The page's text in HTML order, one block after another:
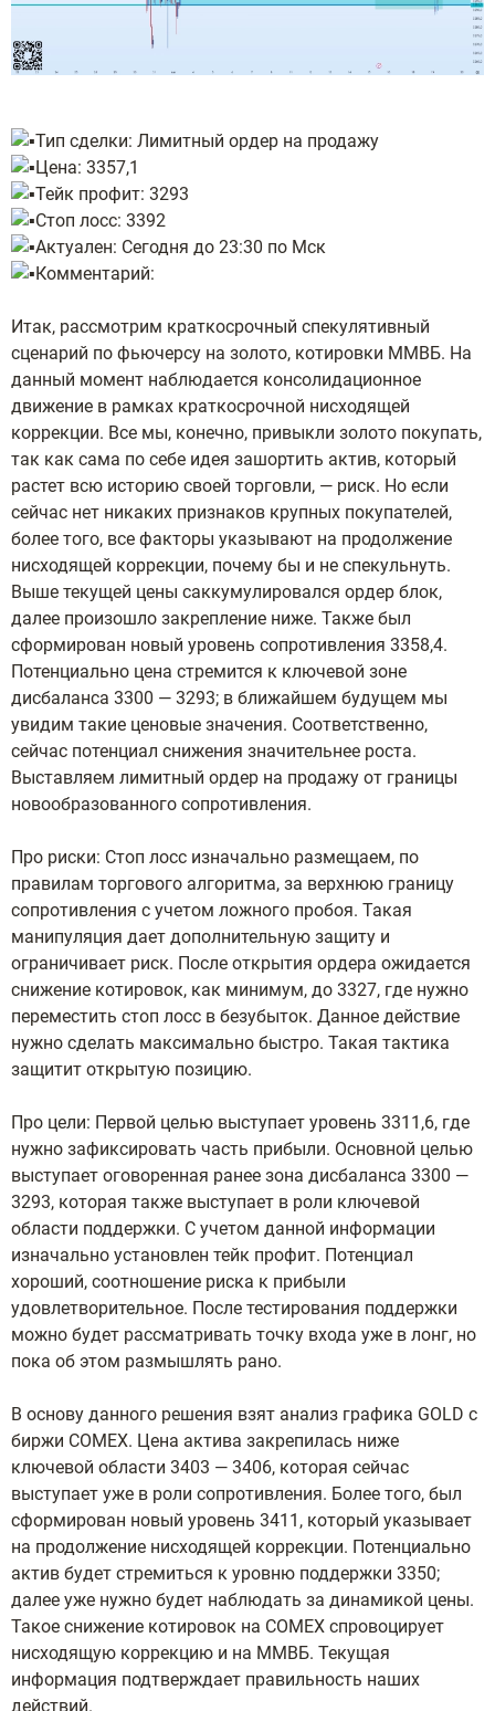
Тип сделки: Лимитный ордер на продажу
Цена: 3357,1
Тейк профит: 3293
Стоп лосс: 3392
Актуален: Сегодня до 23:30 по Мск
Комментарий:
Итак, рассмотрим краткосрочный спекулятивный
сценарий по фьючерсу на золото, котировки ММВБ. На
данный момент наблюдается консолидационное
движение в рамках краткосрочной нисходящей
коррекции. Все мы, конечно, привыкли золото покупать,
так как сама по себе идея зашортить актив, который
растет всю историю своей торговли, — риск. Но если
сейчас нет никаких признаков крупных покупателей,
более того, все факторы указывают на продолжение
нисходящей коррекции, почему бы и не спекульнуть.
Выше текущей цены саккумулировался ордер блок,
далее произошло закрепление ниже. Также был
сформирован новый уровень сопротивления 3358,4.
Потенциально цена стремится к ключевой зоне
дисбаланса 3300 — 3293; в ближайшем будущем мы
увидим такие ценовые значения. Соответственно,
сейчас потенциал снижения значительнее роста.
Выставляем лимитный ордер на продажу от границы
новообразованного сопротивления.
Про риски: Стоп лосс изначально размещаем, по
правилам торгового алгоритма, за верхнюю границу
сопротивления с учетом ложного пробоя. Такая
манипуляция дает дополнительную защиту и
ограничивает риск. После открытия ордера ожидается
снижение котировок, как минимум, до 3327, где нужно
переместить стоп лосс в безубыток. Данное действие
нужно сделать максимально быстро. Такая тактика
защитит открытую позицию.
Про цели: Первой целью выступает уровень 3311,6, где
нужно зафиксировать часть прибыли. Основной целью
выступает оговоренная ранее зона дисбаланса 3300 —
3293, которая также выступает в роли ключевой
области поддержки. С учетом данной информации
изначально установлен тейк профит. Потенциал
хороший, соотношение риска к прибыли
удовлетворительное. После тестирования поддержки
можно будет рассматривать точку входа уже в лонг, но
пока об этом размышлять рано.
В основу данного решения взят анализ графика GOLD с
биржи COMEX. Цена актива закрепилась ниже
ключевой области 3403 — 3406, которая сейчас
выступает уже в роли сопротивления. Более того, был
сформирован новый уровень 3411, который указывает
на продолжение нисходящей коррекции. Потенциально
актив будет стремиться к уровню поддержки 3350;
далее уже нужно будет наблюдать за динамикой цены.
Такое снижение котировок на COMEX спровоцирует
нисходящую коррекцию и на ММВБ. Текущая
информация подтверждает правильность наших
действий.